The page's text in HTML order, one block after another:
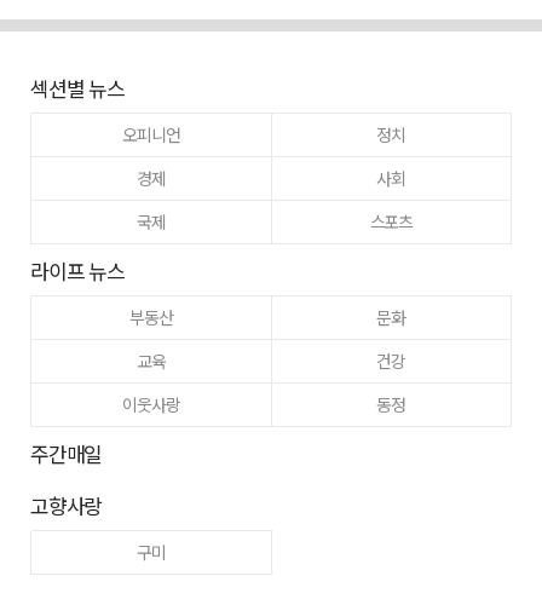
섹션별 뉴스
오피니언
정치
경제
사회
국제
스포츠
라이프 뉴스
부동산
문화
교육
건강
이웃사랑
동정
주간매일
고향사랑
구미